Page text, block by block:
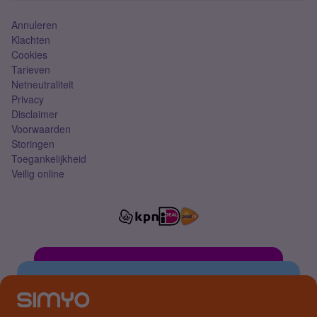
Annuleren
Klachten
Cookies
Tarieven
Netneutraliteit
Privacy
Disclaimer
Voorwaarden
Storingen
Toegankelijkheid
Veilig online